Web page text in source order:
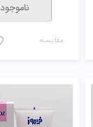
ناموجود
مقایسـه